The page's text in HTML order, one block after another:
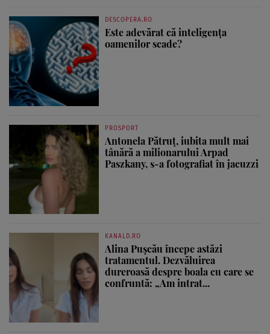
DESCOPERA.RO
Este adevărat că inteligența
oamenilor scade?
PROSPORT
Antonela Pătruț, iubita mult mai
tânără a milionarului Arpad
Paszkany, s-a fotografiat în jacuzzi
KANALD.RO
Alina Pușcău începe astăzi
tratamentul. Dezvăluirea
dureroasă despre boala cu care se
confruntă: „Am intrat...